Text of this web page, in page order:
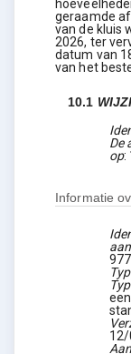
geraamde
van de kluis
2026, ter
datum van
van het
10.1
De
op:
Informatie